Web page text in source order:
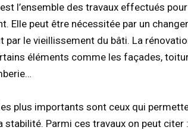
l’ensemble des travaux effectués
Elle peut être nécessitée par un
le vieillissement du bâti. La
éléments comme les façades,
plus importants sont ceux qui
Parmi ces travaux on peut citer :